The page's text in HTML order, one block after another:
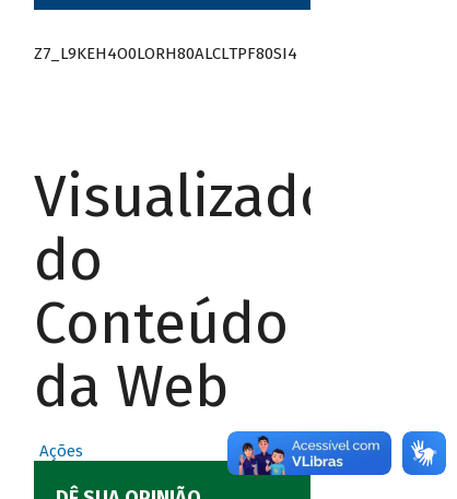
Z7_L9KEH4O0LORH80ALCLTPF80SI4
Visualizador
do
Conteúdo
da Web
Ações